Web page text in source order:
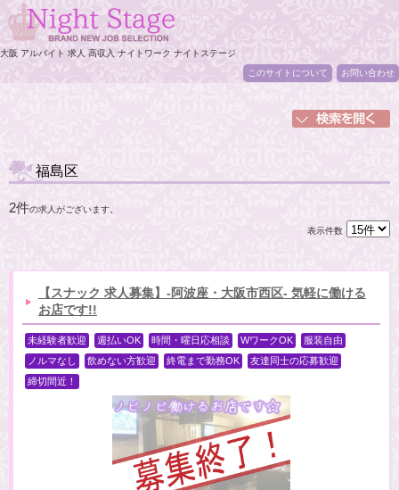
大阪 アルバイト 求人 高収入 ナイトワーク ナイトステージ
このサイトについて
お問い合わせ
福島区
2件の求人がございます。
表示件数
【スナック 求人募集】-阿波座・大阪市西区- 気軽に働ける
お店です!!
未経験者歓迎 週払いOK 時間・曜日応相談 WワークOK
服装自由
ノルマなし
飲めない方歓迎 終電まで勤務OK
友達同士の応募歓迎
締切間近！